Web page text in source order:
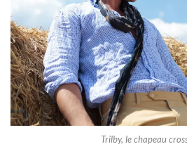
Trilby, le chapeau